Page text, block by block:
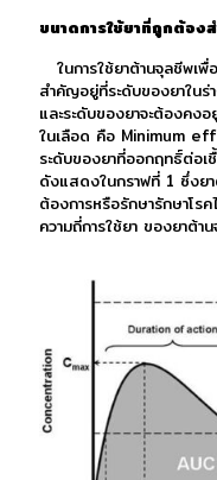
ขนาดการใช้ยาที่ถูกต้อง
ในการใช้ยาต้านจุลชีพเพื่
สำคัญอยู่ที่ระดับของยาในร่
และระดับของยาจะต้องคงอ
ในเลือด คือ Minimum
ระดับของยาที่ออกฤทธิ์ต่อ
ดังแสดงในกราฟที่ 1 ซึ่งย
ต้องการหรือรักษารักษาโ
ความถี่การใช้ยา ของยาต้